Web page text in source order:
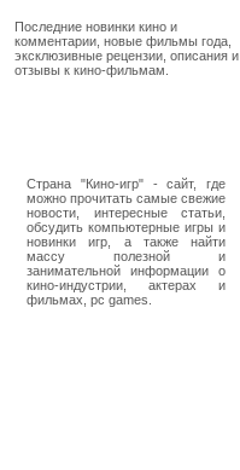
Последние новинки кино и
комментарии, новые фильмы года,
эксклюзивные рецензии, описания и
отзывы к кино-фильмам.
Страна "Кино-игр" - сайт, где
можно прочитать самые свежие
новости, интересные статьи,
обсудить компьютерные игры и
новинки игр, а также найти
массу полезной и
занимательной информации о
кино-индустрии, актерах и
фильмах, pc games.